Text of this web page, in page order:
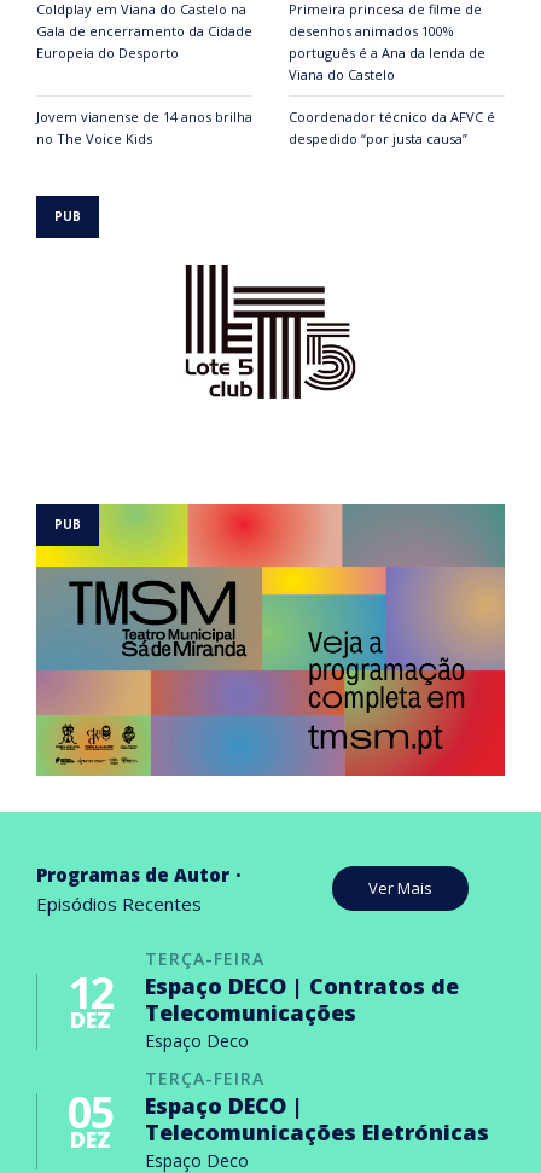
Coldplay em Viana do Castelo na
Gala de encerramento da Cidade
Europeia do Desporto
Primeira princesa de filme de
desenhos animados 100%
português é a Ana da lenda de
Viana do Castelo
Jovem vianense de 14 anos brilha
no The Voice Kids
Coordenador técnico da AFVC é
despedido “por justa causa”
Programas de Autor
Episódios Recentes
Ver Mais
TERÇA-FEIRA
12
DEZ
Espaço DECO | Contratos de
Telecomunicações
Espaço Deco
TERÇA-FEIRA
05
DEZ
Espaço DECO |
Telecomunicações Eletrónicas
Espaço Deco